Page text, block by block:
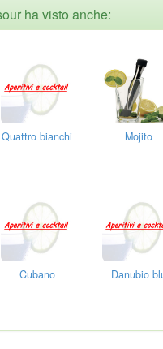
ha visto anche:
Quattro bianchi Mojito
Cubano Danubio